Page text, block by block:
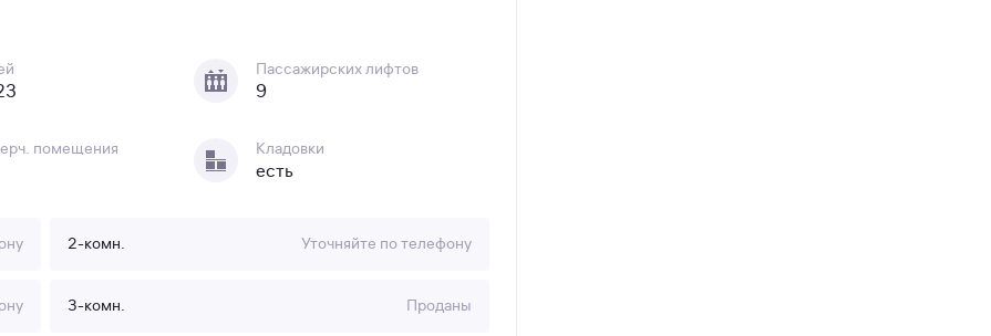
Пассажирских лифтов
9
помещения Кладовки
есть
2-комн. Уточняйте по телефону
3-комн. Проданы